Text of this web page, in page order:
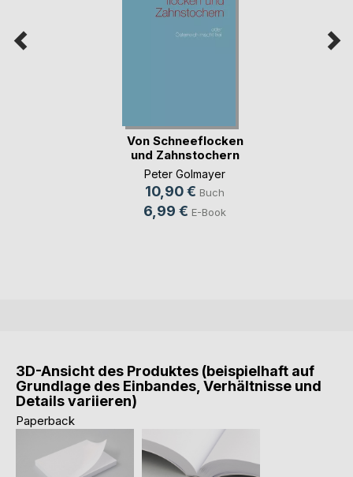
Von Schneeflocken
und Zahnstochern
Peter Golmayer
10,90 € Buch
6,99 € E-Book
3D-Ansicht des Produktes (beispielhaft auf
Grundlage des Einbandes, Verhältnisse und
Details variieren)
Paperback